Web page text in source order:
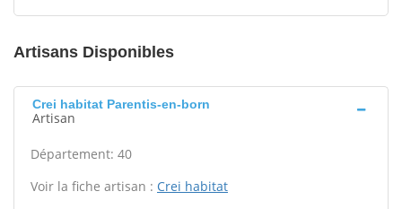
Artisans Disponibles
Crei habitat Parentis-en-born
Artisan
Département: 40
Voir la fiche artisan : Crei habitat